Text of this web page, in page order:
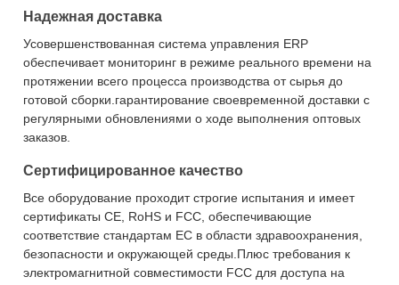
Надежная доставка
Усовершенствованная система управления ERP
обеспечивает мониторинг в режиме реального времени на
протяжении всего процесса производства от сырья до
готовой сборки.гарантирование своевременной доставки с
регулярными обновлениями о ходе выполнения оптовых
заказов.
Сертифицированное качество
Все оборудование проходит строгие испытания и имеет
сертификаты CE, RoHS и FCC, обеспечивающие
соответствие стандартам ЕС в области здравоохранения,
безопасности и окружающей среды.Плюс требования к
электромагнитной совместимости FCC для доступа на